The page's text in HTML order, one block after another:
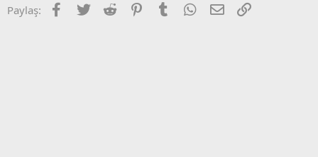
Paylaş: Facebook
Twitter Reddit PinterestTumblr WhatsApp
E-posta